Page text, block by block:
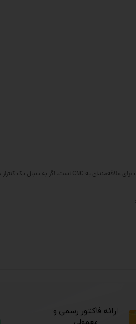
​ارائه فاکتور رسمی و